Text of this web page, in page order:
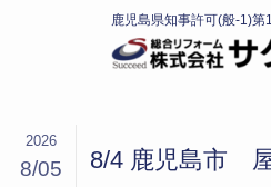
8/4 鹿児島市
2026
8/05